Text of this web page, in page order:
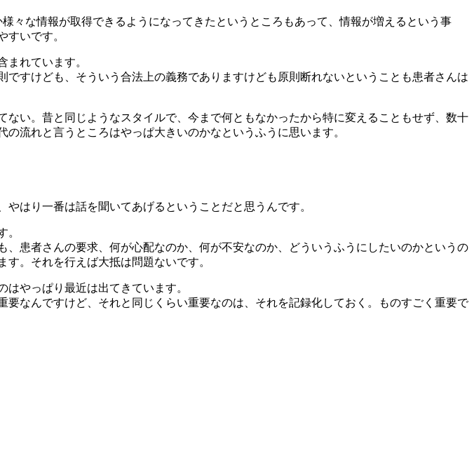
々な情報が取得できるようになってきたというところもあって、情報が増えるという事
すいです。
れています。
すけども、そういう合法上の義務でありますけども原則断れないということも患者さんは
い。昔と同じようなスタイルで、今まで何ともなかったから特に変えることもせず、数十
流れと言うところはやっぱ大きいのかなというふうに思います。
はり一番は話を聞いてあげるということだと思うんです。
。
患者さんの要求、何が心配なのか、何が不安なのか、どういうふうにしたいのかというの
。それを行えば大抵は問題ないです。
やっぱり最近は出てきています。
なんですけど、それと同じくらい重要なのは、それを記録化しておく。ものすごく重要で